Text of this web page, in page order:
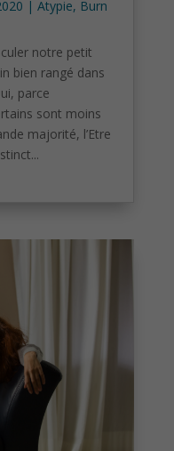
| Atypie, Burn
notre petit
bien rangé dans
parce
sont moins
majorité, l’Etre